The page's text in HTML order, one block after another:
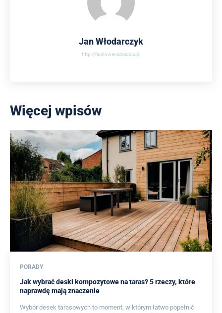
Jan Włodarczyk
http://fachowenarzedzia.pl
Więcej wpisów
PORADY
Jak wybrać deski kompozytowe na taras? 5 rzeczy, które
naprawdę mają znaczenie
Wybór desek tarasowych to moment, w którym łatwo popełnić